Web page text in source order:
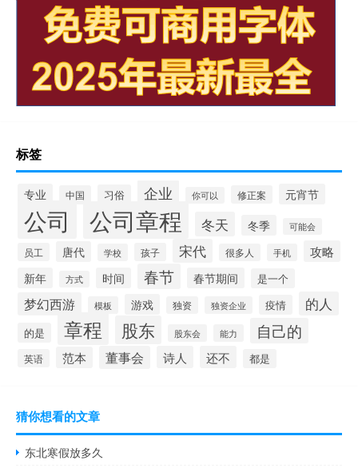
标签
专业 中国 习俗 企业 你可以 修正案 元宵节
公司 公司章程 冬天 冬季 可能会
员工 唐代 学校 孩子 宋代 很多人 手机 攻略
新年 方式 时间 春节 春节期间 是一个
梦幻西游 模板 游戏 独资 独资企业 疫情 的人
的是 章程 股东 股东会 能力 自己的
英语 范本 董事会 诗人 还不 都是
猜你想看的文章
东北寒假放多久